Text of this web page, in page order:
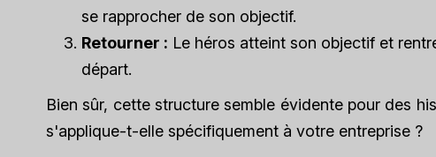
se rapprocher de son objectif.
Retourner : Le héros atteint son objectif et
départ.
Bien sûr, cette structure semble évidente pour des
s'applique-t-elle spécifiquement à votre entreprise ?